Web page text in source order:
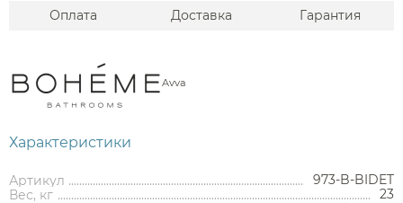
Оплата Доставка Гарантия
Avva
Характеристики
Артикул
973-B-BIDET
Вес, кг
23